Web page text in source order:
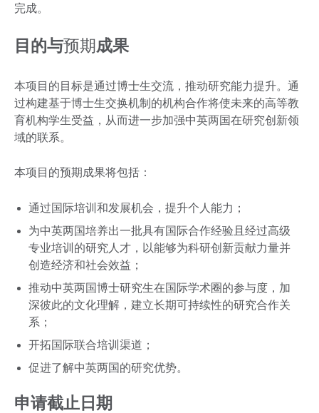
完成。
目的与预期成果
本项目的目标是通过博士生交流，推动研究能力提升。通
过构建基于博士生交换机制的机构合作将使未来的高等教
育机构学生受益，从而进一步加强中英两国在研究创新领
域的联系。
本项目的预期成果将包括：
通过国际培训和发展机会，提升个人能力；
为中英两国培养出一批具有国际合作经验且经过高级
专业培训的研究人才，以能够为科研创新贡献力量并
创造经济和社会效益；
推动中英两国博士研究生在国际学术圈的参与度，加
深彼此的文化理解，建立长期可持续性的研究合作关
系；
开拓国际联合培训渠道；
促进了解中英两国的研究优势。
申请截止日期